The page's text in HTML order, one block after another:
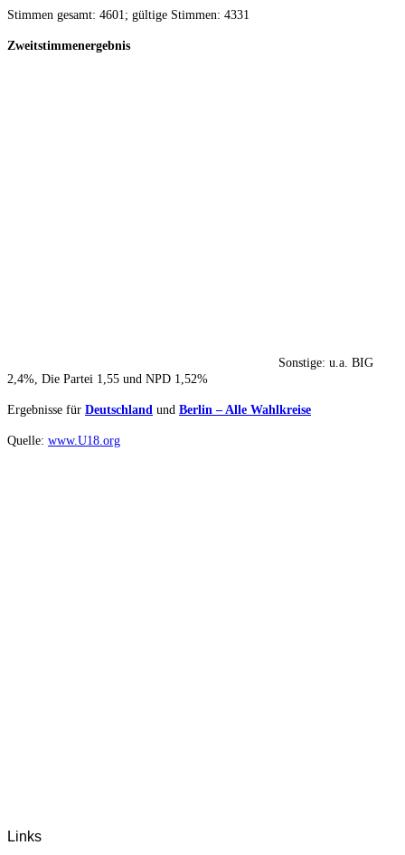
Stimmen gesamt: 4601; gültige Stimmen: 4331
Zweitstimmenergebnis
Sonstige: u.a. BIG
2,4%, Die Partei 1,55 und NPD 1,52%
Ergebnisse für Deutschland und Berlin – Alle Wahlkreise
Quelle: www.U18.org
Links